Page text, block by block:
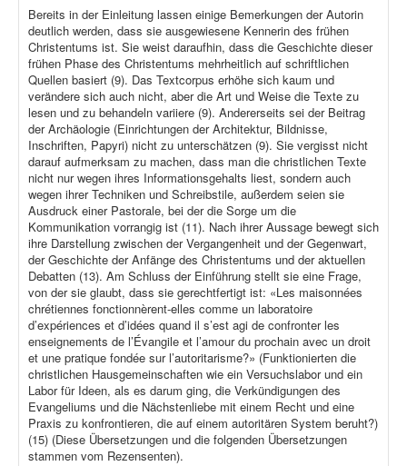
Bereits in der Einleitung lassen einige Bemerkungen der Autorin
deutlich werden, dass sie ausgewiesene Kennerin des frühen
Christentums ist. Sie weist daraufhin, dass die Geschichte dieser
frühen Phase des Christentums mehrheitlich auf schriftlichen
Quellen basiert (9). Das Textcorpus erhöhe sich kaum und
verändere sich auch nicht, aber die Art und Weise die Texte zu
lesen und zu behandeln variiere (9). Andererseits sei der Beitrag
der Archäologie (Einrichtungen der Architektur, Bildnisse,
Inschriften, Papyri) nicht zu unterschätzen (9). Sie vergisst nicht
darauf aufmerksam zu machen, dass man die christlichen Texte
nicht nur wegen ihres Informationsgehalts liest, sondern auch
wegen ihrer Techniken und Schreibstile, außerdem seien sie
Ausdruck einer Pastorale, bei der die Sorge um die
Kommunikation vorrangig ist (11). Nach ihrer Aussage bewegt sich
ihre Darstellung zwischen der Vergangenheit und der Gegenwart,
der Geschichte der Anfänge des Christentums und der aktuellen
Debatten (13). Am Schluss der Einführung stellt sie eine Frage,
von der sie glaubt, dass sie gerechtfertigt ist: «Les maisonnées
chrétiennes fonctionnèrent-elles comme un laboratoire
d’expériences et d’idées quand il s’est agi de confronter les
enseignements de l’Évangile et l’amour du prochain avec un droit
et une pratique fondée sur l’autoritarisme?» (Funktionierten die
christlichen Hausgemeinschaften wie ein Versuchslabor und ein
Labor für Ideen, als es darum ging, die Verkündigungen des
Evangeliums und die Nächstenliebe mit einem Recht und eine
Praxis zu konfrontieren, die auf einem autoritären System beruht?)
(15) (Diese Übersetzungen und die folgenden Übersetzungen
stammen vom Rezensenten).